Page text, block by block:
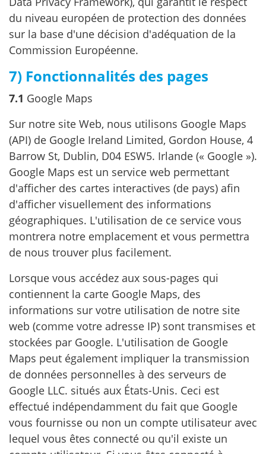
du niveau européen de protection des données
sur la base d'une décision d'adéquation de la
Commission Européenne.
7) Fonctionnalités des pages
7.1 Google Maps
Sur notre site Web, nous utilisons Google Maps
(API) de Google Ireland Limited, Gordon House, 4
Barrow St, Dublin, D04 ESW5. Irlande (« Google »).
Google Maps est un service web permettant
d'afficher des cartes interactives (de pays) afin
d'afficher visuellement des informations
géographiques. L'utilisation de ce service vous
montrera notre emplacement et vous permettra
de nous trouver plus facilement.
Lorsque vous accédez aux sous-pages qui
contiennent la carte Google Maps, des
informations sur votre utilisation de notre site
web (comme votre adresse IP) sont transmises et
stockées par Google. L'utilisation de Google
Maps peut également impliquer la transmission
de données personnelles à des serveurs de
Google LLC. situés aux États-Unis. Ceci est
effectué indépendamment du fait que Google
vous fournisse ou non un compte utilisateur avec
lequel vous êtes connecté ou qu'il existe un